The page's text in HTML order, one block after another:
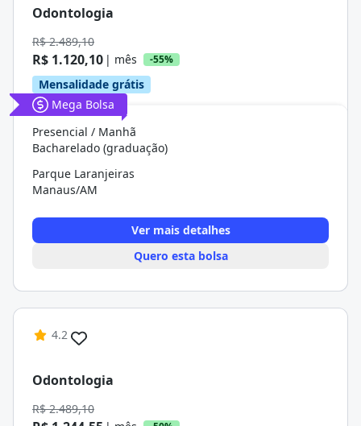
Odontologia
R$ 2.489,10
R$ 1.120,10 | mês -55%
Mensalidade grátis
Mega Bolsa
Presencial / Manhã
Bacharelado (graduação)
Parque Laranjeiras
Manaus/AM
Ver mais detalhes
Quero esta bolsa
4.2
Odontologia
R$ 2.489,10